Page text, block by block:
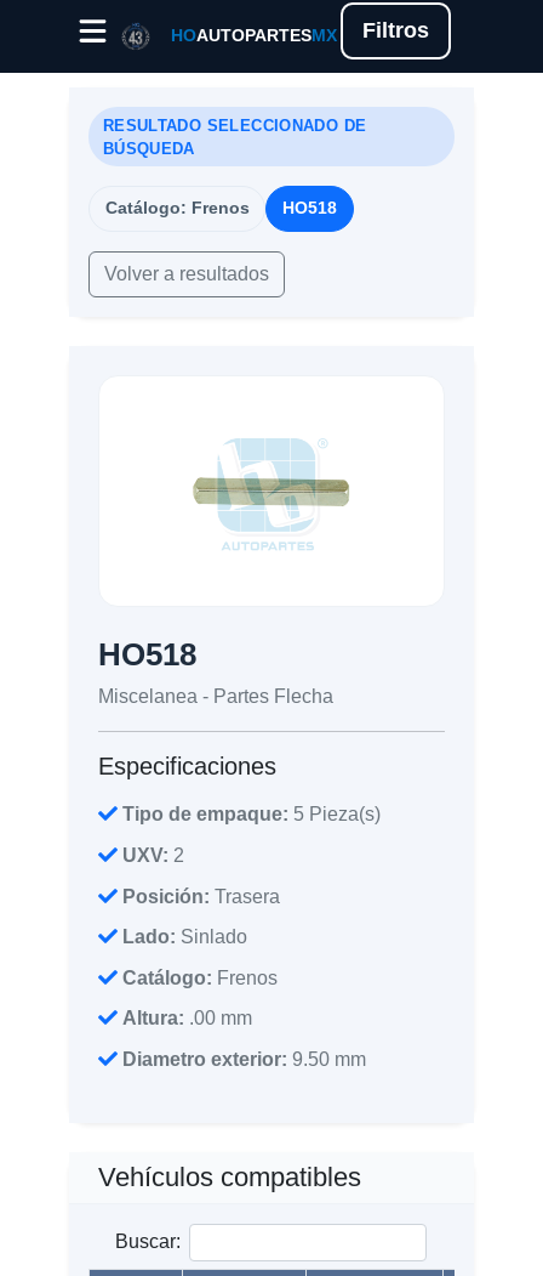
HOAUTOPARTESMX Filtros
RESULTADO SELECCIONADO DE
BÚSQUEDA
Catálogo: Frenos HO518
Volver a resultados
HO518
Miscelanea - Partes Flecha
Especificaciones
Tipo de empaque: 5 Pieza(s)
UXV: 2
Posición: Trasera
Lado: Sinlado
Catálogo: Frenos
Altura: .00 mm
Diametro exterior: 9.50 mm
Vehículos compatibles
Buscar: